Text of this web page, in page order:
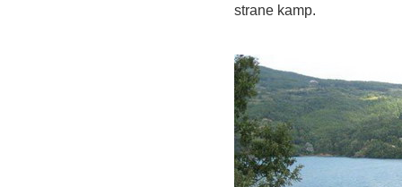
strane kamp.